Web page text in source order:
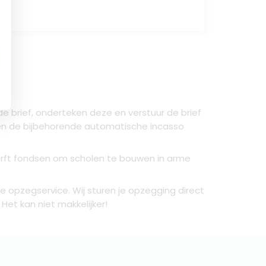
brief, onderteken deze en verstuur de brief
de bijbehorende automatische incasso
fondsen om scholen te bouwen in arme
opzegservice. Wij sturen je opzegging direct
kan niet makkelijker!